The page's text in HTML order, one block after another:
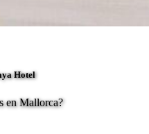
Hotel
en Mallorca?